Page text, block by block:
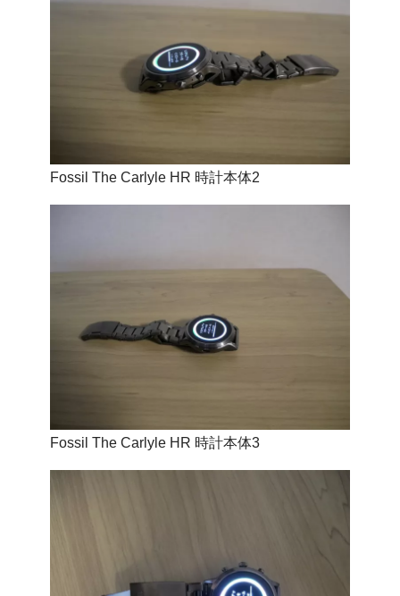
Fossil The Carlyle HR 時計本体2
Fossil The Carlyle HR 時計本体3